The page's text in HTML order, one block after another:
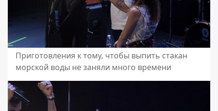
Приготовления к тому, чтобы выпить стакан
морской воды не заняли много времени